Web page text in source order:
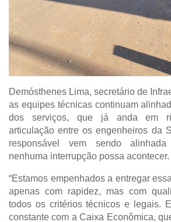
Demósthenes Lima, secretário de
as equipes técnicas continuam
dos serviços, que já anda em
articulação entre os engenheiros da
responsável vem sendo
nenhuma interrupção possa acontecer.
“Estamos empenhados a entregar
apenas com rapidez, mas com
todos os critérios técnicos e legais.
constante com a Caixa Econômica,